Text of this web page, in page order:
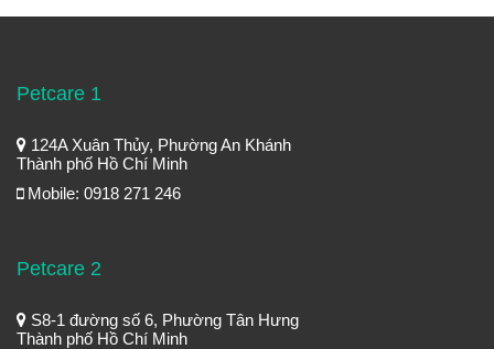
Petcare 1
124A Xuân Thủy, Phường An Khánh
Thành phố Hồ Chí Minh
Mobile: 0918 271 246
Petcare 2
S8-1 đường số 6, Phường Tân Hưng
Thành phố Hồ Chí Minh